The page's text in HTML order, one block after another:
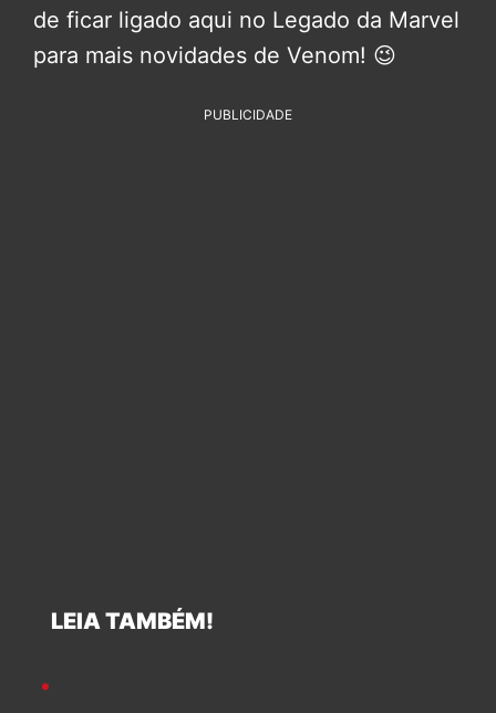
de ficar ligado aqui no Legado da Marvel
para mais novidades de Venom! 😉
PUBLICIDADE
LEIA TAMBÉM!